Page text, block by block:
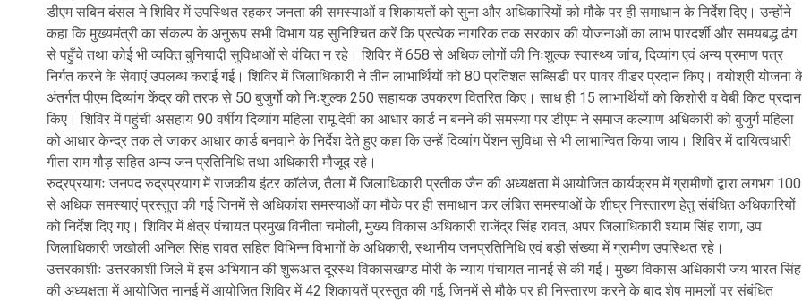
डीएम सबिन बंसल ने शिविर में उपस्थित रहकर जनता की समस्याओं व शिकायतों को सुना और अधिकारियों को मौके पर ही समाधान के निर्देश दिए। उन्होंने
कहा कि मुख्यमंत्री का संकल्प के अनुरूप सभी विभाग यह सुनिश्चित करें कि प्रत्येक नागरिक तक सरकार की योजनाओं का लाभ पारदर्शी और समयबद्ध ढंग
से पहुँचे तथा कोई भी व्यक्ति बुनियादी सुविधाओं से वंचित न रहे। शिविर में 658 से अधिक लोगों की निःशुल्क स्वास्थ्य जांच, दिव्यांग एवं अन्य प्रमाण पत्र
निर्गत करने के सेवाएं उपलब्ध कराई गई। शिविर में जिलाधिकारी ने तीन लाभार्थियों को 80 प्रतिशत सब्सिडी पर पावर वीडर प्रदान किए। वयोश्री योजना
अंतर्गत पीएम दिव्यांग केंद्र की तरफ से 50 बुजुर्गो को निःशुल्क 250 सहायक उपकरण वितरित किए। साध ही 15 लाभार्थियों को किशोरी व वेबी किट प्रदान
किए। शिविर में पहुंची असहाय 90 वर्षीय दिव्यांग महिला रामू देवी का आधार कार्ड न बनने की समस्या पर डीएम ने समाज कल्याण अधिकारी को बुजुर्ग महिला
को आधार केन्द्र तक ले जाकर आधार कार्ड बनवाने के निर्देश देते हुए कहा कि उन्हें दिव्यांग पेंशन सुविधा से भी लाभान्वित किया जाय। शिविर में दायित्वधारी
गीता राम गौड़ सहित अन्य जन प्रतिनिधि तथा अधिकारी मौजूद रहे।
रुद्रप्रयागः जनपद रुद्रप्रयाग में राजकीय इंटर कॉलेज, तैला में जिलाधिकारी प्रतीक जैन की अध्यक्षता में आयोजित कार्यक्रम में ग्रामीणों द्वारा लगभग 100
से अधिक समस्याएं प्रस्तुत की गई जिनमें से अधिकांश समस्याओं का मौके पर ही समाधान कर लंबित समस्याओं के शीघ्र निस्तारण हेतु संबंधित अधिकारियों
को निर्देश दिए गए। शिविर में क्षेत्र पंचायत प्रमुख विनीता चमोली, मुख्य विकास अधिकारी राजेंद्र सिंह रावत, अपर जिलाधिकारी श्याम सिंह राणा, उप
जिलाधिकारी जखोली अनिल सिंह रावत सहित विभिन्न विभागों के अधिकारी, स्थानीय जनप्रतिनिधि एवं बड़ी संख्या में ग्रामीण उपस्थित रहे।
उत्तरकाशीः उत्तरकाशी जिले में इस अभियान की शुरूआत दूरस्थ विकासखण्ड मोरी के न्याय पंचायत नानई से की गई। मुख्य विकास अधिकारी जय भारत सिंह
की अध्यक्षता में आयोजित नानई में आयोजित शिविर में 42 शिकायतें प्रस्तुत की गई, जिनमें से मौके पर ही निस्तारण करने के बाद शेष मामलों पर संबंधित